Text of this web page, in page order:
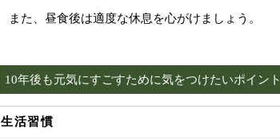
また、昼食後は適度な休息を心がけましょう。
10年後も元気にすごすために気をつけたいポイント
生活習慣